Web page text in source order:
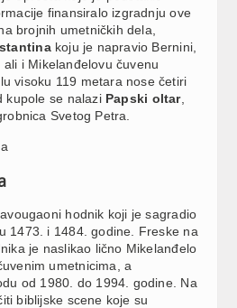
finansiralo izgradnju ove
brojnih umetničkih dela,
koju je napravio Bernini,
, ali i Mikelanđelovu čuvenu
visoku 119 metara nose četiri
kupole se nalazi Papski oltar,
Svetog Petra.
hodnik koji je sagradio
1473. i 1484. godine. Freske na
je naslikao lično Mikelanđelo
umetnicima, a
od 1980. do 1994. godine. Na
biblijske scene koje su